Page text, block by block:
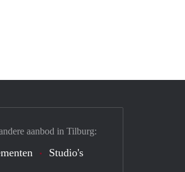
aanbod in Tilburg:
Studio's